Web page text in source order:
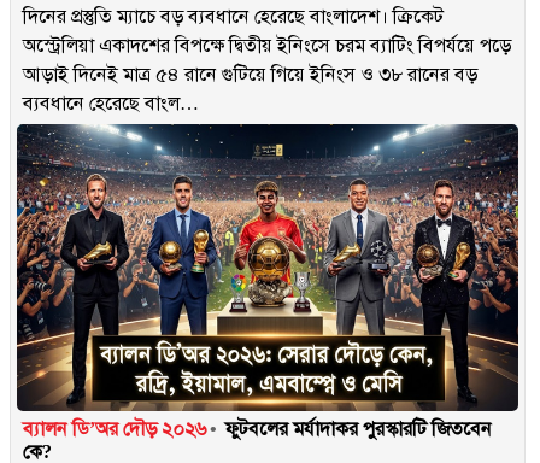
দিনের প্রস্তুতি ম্যাচে বড় ব্যবধানে হেরেছে বাংলাদেশ। ক্রিকেট
অস্ট্রেলিয়া একাদশের বিপক্ষে দ্বিতীয় ইনিংসে চরম ব্যাটিং বিপর্যয়ে পড়ে
আড়াই দিনেই মাত্র ৫৪ রানে গুটিয়ে গিয়ে ইনিংস ও ৩৮ রানের বড়
ব্যবধানে হেরেছে বাংল…
ব্যালন ডি’অর দৌড় ২০২৬
ফুটবলের মর্যাদাকর পুরস্কারটি জিতবেন
কে?